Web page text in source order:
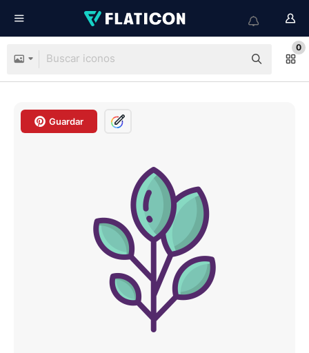
0
Guardar